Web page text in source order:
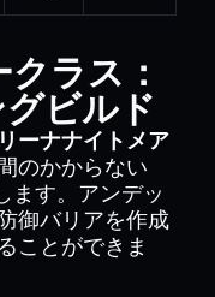
ラス：
ビルド
ーナナイトメア
のかからない
ます。アンデッ
御バリアを作成
ことができま